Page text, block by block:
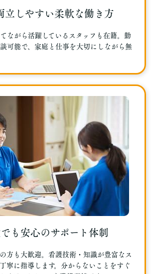
立しやすい柔軟な働き方
ながら活躍しているスタッフも在籍。勤
可能で、家庭と仕事を大切にしながら無
も安心のサポート体制
方も大歓迎。看護技術・知識が豊富なス
寧に指導します。分からないことをすぐ